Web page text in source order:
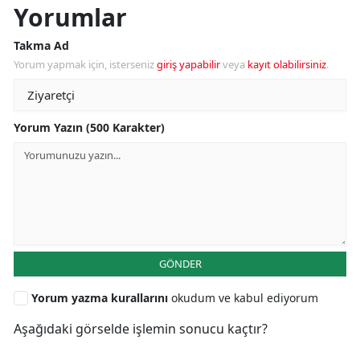
Yorumlar
Takma Ad
Yorum yapmak için, istersenizgiriş yapabilirveya kayıt olabilirsiniz.
Yorum Yazın (500 Karakter)
GÖNDER
Yorum yazma kurallarını okudum ve kabul ediyorum
Aşağıdaki görselde işlemin sonucu kaçtır?